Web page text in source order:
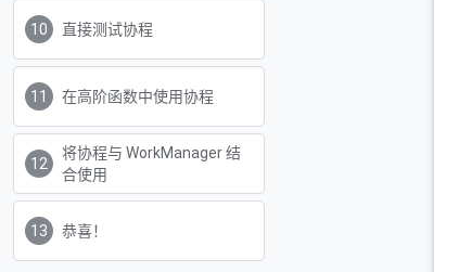
直接测试协程
在高阶函数中使用协程
将协程与 WorkManager 结
合使用
恭喜！